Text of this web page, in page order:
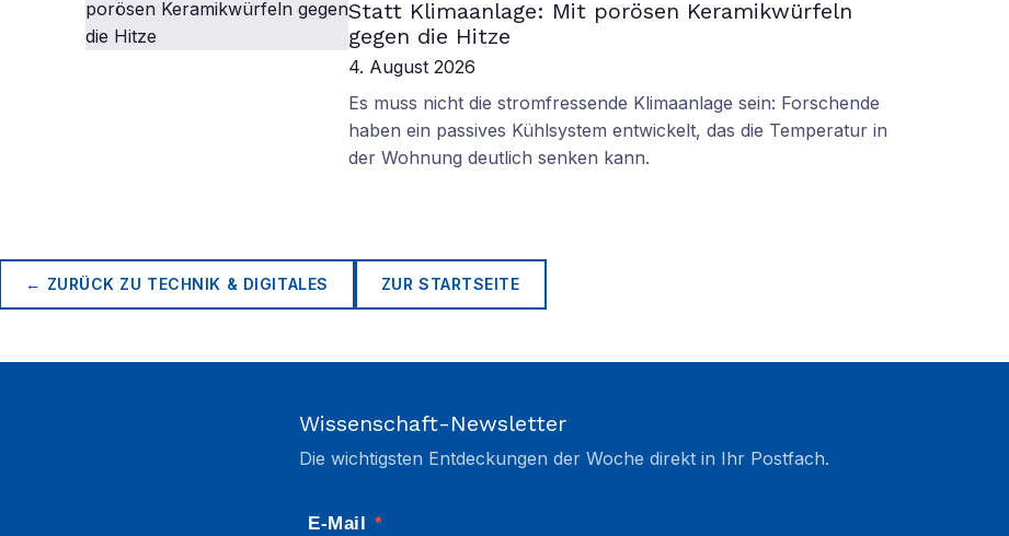
Statt Klimaanlage: Mit porösen Keramikwürfeln
gegen die Hitze
4. August 2026
Es muss nicht die stromfressende Klimaanlage sein: Forschende
haben ein passives Kühlsystem entwickelt, das die Temperatur in
der Wohnung deutlich senken kann.
← ZURÜCK ZU TECHNIK & DIGITALES ZUR STARTSEITE
Wissenschaft-Newsletter
Die wichtigsten Entdeckungen der Woche direkt in Ihr Postfach.